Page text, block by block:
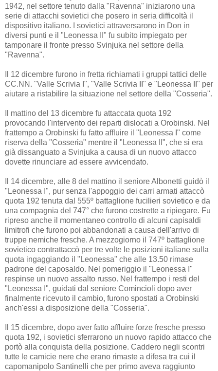
1942, nel settore tenuto dalla "Ravenna" iniziarono una
serie di attacchi sovietici che posero in seria difficoltà il
dispositivo italiano. I sovietici attraversarono in Don in
diversi punti e il "Leonessa II" fu subito impiegato per
tamponare il fronte presso Svinjuka nel settore della
"Ravenna".
Il 12 dicembre furono in fretta richiamati i gruppi tattici delle
CC.NN. "Valle Scrivia I", "Valle Scrivia II" e "Leonessa II" per
aiutare a ristabilire la situazione nel settore della "Cosseria".
Il mattino del 13 dicembre fu attaccata quota 192
provocando l'intervento dei reparti dislocati a Orobinski. Nel
frattempo a Orobinski fu fatto affluire il "Leonessa I" come
riserva della "Cosseria" mentre il "Leonessa II", che si era
già dissanguato a Svinjuka a causa di un nuovo attacco
dovette rinunciare ad essere avvicendato.
Il 14 dicembre, alle 8 del mattino il seniore Albonetti guidò il
"Leonessa I", pur senza l'appoggio dei carri armati attaccò
quota 192 tenuta dal 555º battaglione fucilieri sovietico e da
una compagnia del 747° che furono costrette a ripiegare. Fu
ripreso anche il momentaneo controllo di alcuni capisaldi
limitrofi che furono poi abbandonati a causa dell'arrivo di
truppe nemiche fresche. A mezzogiorno il 747º battaglione
sovietico contrattaccò per tre volte le posizioni italiane sulla
quota ingaggiando il "Leonessa" che alle 13.50 rimase
padrone del caposaldo. Nel pomeriggio il "Leonessa I"
respinse un nuovo assalto russo. Nel frattempo i resti del
"Leonessa I", guidati dal seniore Comincioli dopo aver
finalmente ricevuto il cambio, furono spostati a Orobinski
anch'essi a disposizione della "Cosseria".
Il 15 dicembre, dopo aver fatto affluire forze fresche presso
quota 192, i sovietici sferrarono un nuovo rapido attacco che
portò alla conquista della posizione. Caddero negli scontri
tutte le camicie nere che erano rimaste a difesa tra cui il
capomanipolo Santinelli che per primo aveva raggiunto